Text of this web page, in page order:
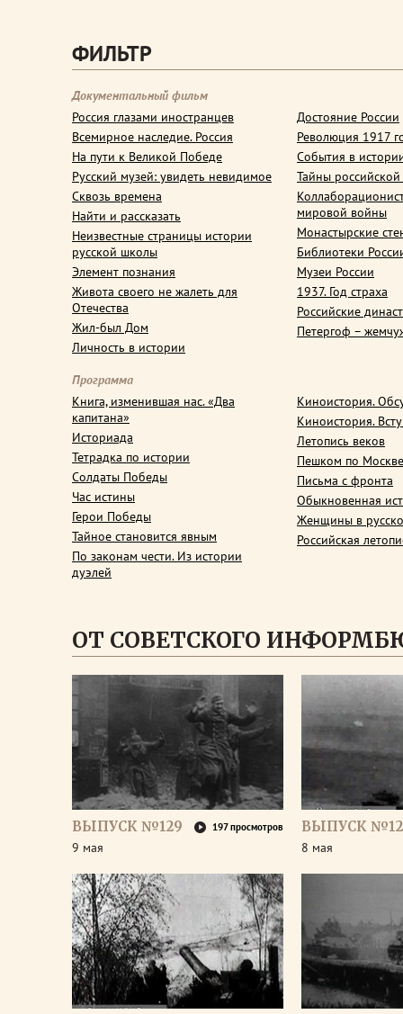
ФИЛЬТР
Документальный фильм
Россия глазами иностранцев
Всемирное наследие. Россия
На пути к Великой Победе
Русский музей: увидеть невидимое
Сквозь времена
Найти и рассказать
Неизвестные страницы истории
русской школы
Элемент познания
Живота своего не жалеть для
Отечества
Жил-был Дом
Личность в истории
Достояние России
Революция 1917
События в
Тайны
мировой войны
Монастырские
Библиотеки
Музеи России
1937. Год страха
Российские
Петергоф –
Программа
Книга, изменившая нас. «Два
капитана»
Историада
Тетрадка по истории
Солдаты Победы
Час истины
Герои Победы
Тайное становится явным
По законам чести. Из истории
дуэлей
Киноистория.
Киноистория.
Летопись веков
Пешком по Москве
Письма с фронта
Обыкновенная
Женщины в
Российская
ОТ СОВЕТСКОГО
ВЫПУСК №129 197 просмотров
9 мая
ВЫПУСК
8 мая